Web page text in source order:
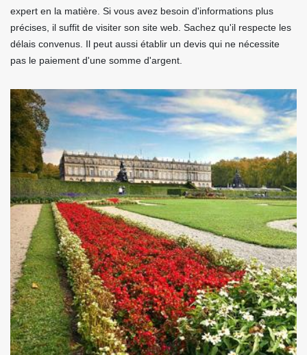
expert en la matière. Si vous avez besoin d'informations plus
précises, il suffit de visiter son site web. Sachez qu'il respecte les
délais convenus. Il peut aussi établir un devis qui ne nécessite
pas le paiement d'une somme d'argent.